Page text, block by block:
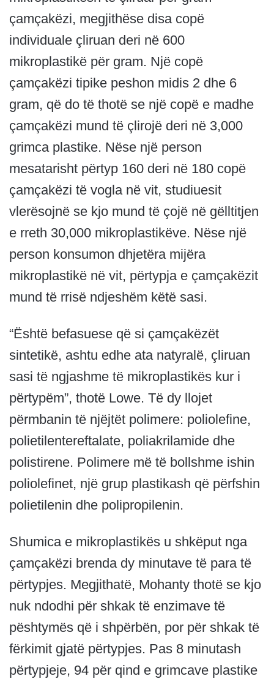
çamçakëzi, megjithëse disa copë
individuale çliruan deri në 600
mikroplastikë për gram. Një copë
çamçakëzi tipike peshon midis 2 dhe 6
gram, që do të thotë se një copë e madhe
çamçakëzi mund të çlirojë deri në 3,000
grimca plastike. Nëse një person
mesatarisht përtyp 160 deri në 180 copë
çamçakëzi të vogla në vit, studiuesit
vlerësojnë se kjo mund të çojë në gëlltitjen
e rreth 30,000 mikroplastikëve. Nëse një
person konsumon dhjetëra mijëra
mikroplastikë në vit, përtypja e çamçakëzit
mund të rrisë ndjeshëm këtë sasi.
“Është befasuese që si çamçakëzët
sintetikë, ashtu edhe ata natyralë, çliruan
sasi të ngjashme të mikroplastikës kur i
përtypëm”, thotë Lowe. Të dy llojet
përmbanin të njëjtët polimere: poliolefine,
polietilentereftalate, poliakrilamide dhe
polistirene. Polimere më të bollshme ishin
poliolefinet, një grup plastikash që përfshin
polietilenin dhe polipropilenin.
Shumica e mikroplastikës u shkëput nga
çamçakëzi brenda dy minutave të para të
përtypjes. Megjithatë, Mohanty thotë se kjo
nuk ndodhi për shkak të enzimave të
pështymës që i shpërbën, por për shkak të
fërkimit gjatë përtypjes. Pas 8 minutash
përtypjeje, 94 për qind e grimcave plastike